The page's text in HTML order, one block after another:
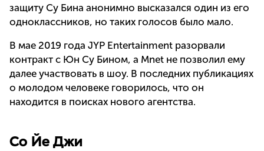
защиту Су Бина анонимно высказался один из его
одноклассников, но таких голосов было мало.
В мае 2019 года JYP Entertainment разорвали
контракт с Юн Су Бином, а Mnet не позволил ему
далее участвовать в шоу. В последних публикациях
о молодом человеке говорилось, что он
находится в поисках нового агентства.
Со Йе Джи